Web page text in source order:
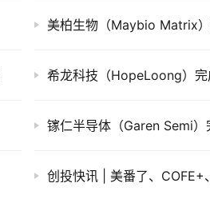
美柏生物（Maybio Matrix
希龙科技（HopeLoong）
镓仁半导体（Garen Semi